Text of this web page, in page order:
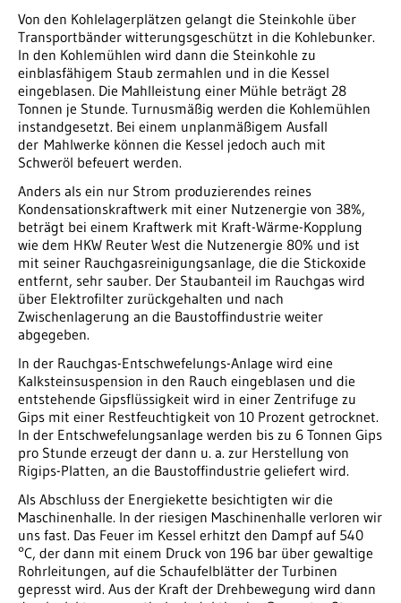
Von den Kohlelagerplätzen gelangt die Steinkohle über
Transportbänder witterungsgeschützt in die Kohlebunker.
In den Kohlemühlen wird dann die Steinkohle zu
einblasfähigem Staub zermahlen und in die Kessel
eingeblasen. Die Mahlleistung einer Mühle beträgt 28
Tonnen je Stunde. Turnusmäßig werden die Kohlemühlen
instandgesetzt. Bei einem unplanmäßigem Ausfall
der Mahlwerke können die Kessel jedoch auch mit
Schweröl befeuert werden.
Anders als ein nur Strom produzierendes reines
Kondensationskraftwerk mit einer Nutzenergie von 38%,
beträgt bei einem Kraftwerk mit Kraft-Wärme-Kopplung
wie dem HKW Reuter West die Nutzenergie 80% und ist
mit seiner Rauchgasreinigungsanlage, die die Stickoxide
entfernt, sehr sauber. Der Staubanteil im Rauchgas wird
über Elektrofilter zurückgehalten und nach
Zwischenlagerung an die Baustoffindustrie weiter
abgegeben.
In der Rauchgas-Entschwefelungs-Anlage wird eine
Kalksteinsuspension in den Rauch eingeblasen und die
entstehende Gipsflüssigkeit wird in einer Zentrifuge zu
Gips mit einer Restfeuchtigkeit von 10 Prozent getrocknet.
In der Entschwefelungsanlage werden bis zu 6 Tonnen Gips
pro Stunde erzeugt der dann u. a. zur Herstellung von
Rigips-Platten, an die Baustoffindustrie geliefert wird.
Als Abschluss der Energiekette besichtigten wir die
Maschinenhalle. In der riesigen Maschinenhalle verloren wir
uns fast. Das Feuer im Kessel erhitzt den Dampf auf 540
°C, der dann mit einem Druck von 196 bar über gewaltige
Rohrleitungen, auf die Schaufelblätter der Turbinen
gepresst wird. Aus der Kraft der Drehbewegung wird dann